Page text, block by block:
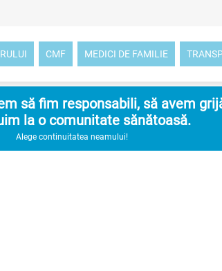
CMF MEDICI DE FAMILIE
să fim responsabili, să avem
la o comunitate sănătoasă.
Alege continuitatea neamului!